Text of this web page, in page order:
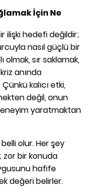
İçin Ne
ilişki hedefi değildir;
nasıl güçlü bir
sır saklamak,
anında
kalıcı etki,
değil, onun
yaratmaktan
olur. Her şey
zor bir konuda
hafife
değeri belirler.